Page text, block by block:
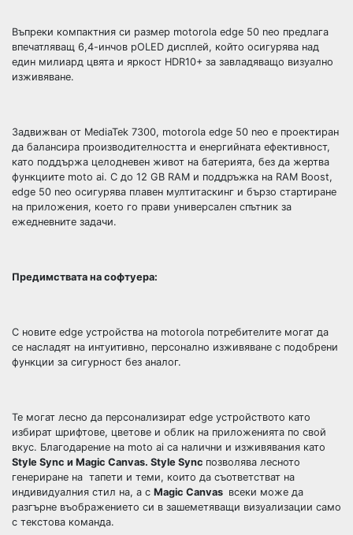
Въпреки компактния си размер motorola edge 50 neo предлага
впечатляващ 6,4-инчов pOLED дисплей, който осигурява над
един милиард цвята и яркост HDR10+ за завладяващо визуално
изживяване.
Задвижван от MediaTek 7300, motorola edge 50 neo е проектиран
да балансира производителността и енергийната ефективност,
като поддържа целодневен живот на батерията, без да жертва
функциите moto ai. С до 12 GB RAM и поддръжка на RAM Boost,
edge 50 neo осигурява плавен мултитаскинг и бързо стартиране
на приложения, което го прави универсален спътник за
ежедневните задачи.
Предимствата на софтуера:
С новите edge устройства на motorola потребителите могат да
се насладят на интуитивно, персонално изживяване с подобрени
функции за сигурност без аналог.
Те могат лесно да персонализират edge устройството като
избират шрифтове, цветове и облик на приложенията по свой
вкус. Благодарение на moto ai са налични и изживявания като
Style Sync и Magic Canvas. Style Sync позволява лесното
генериране на тапети и теми, които да съответстват на
индивидуалния стил на, а с Magic Canvas всеки може да
разгърне въображението си в зашеметяващи визуализации само
с текстова команда.